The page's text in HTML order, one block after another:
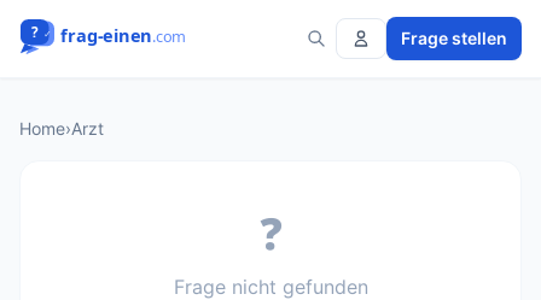
Frage stellen
Home›Arzt
❓
Frage nicht gefunden